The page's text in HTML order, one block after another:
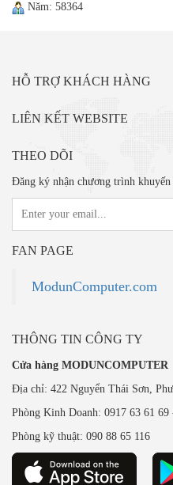
Năm: 58364
HỖ TRỢ KHÁCH HÀNG
LIÊN KẾT WEBSITE
THEO DÕI
Đăng ký nhận chương trình
FAN PAGE
ModunComputer.com
THÔNG TIN CÔNG TY
Cửa hàng MODUNCOMPUTER
Địa chỉ: 422 Nguyển Thái Sơn,
Phòng Kinh Doanh: 0917 63 61 69
Phòng kỹ thuật: 090 88 65 116